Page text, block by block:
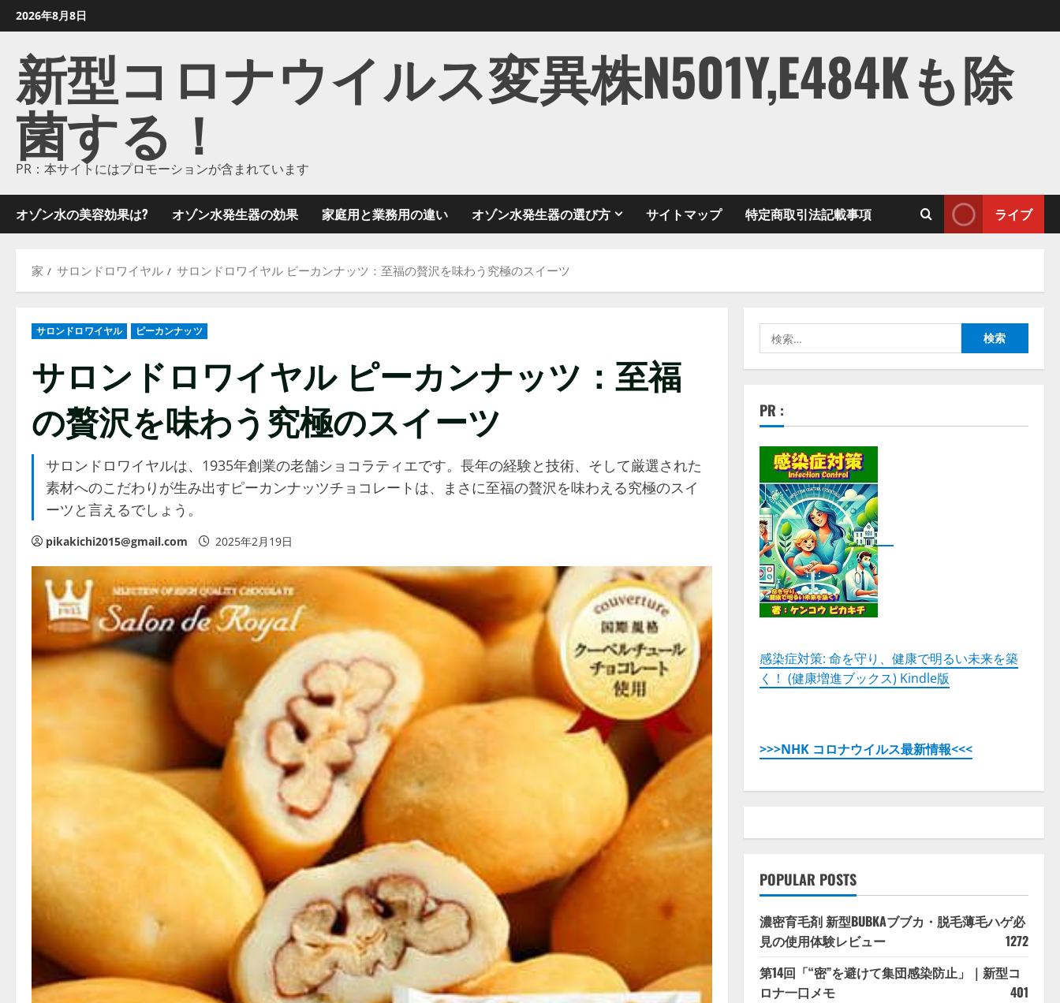
ン
2026年8月8日
新型コロナウイルス変異株N501Y,E484Kも除
菌する！
PR：本サイトにはプロモーションが含まれています
オゾン水の美容効果は? オゾン水発生器の効果 家庭用と業務用の違い オゾン水発生器の選び方 サイトマップ 特定商取引法記載事項 ライブ
家 サロンドロワイヤル サロンドロワイヤル ピーカンナッツ：至福の贅沢を味わう究極のスイーツ
サロンドロワイヤル ピーカンナッツ
サロンドロワイヤル ピーカンナッツ：至福
の贅沢を味わう究極のスイーツ
サロンドロワイヤルは、1935年創業の老舗ショコラティエです。長年の経験と技術、そして厳選された
素材へのこだわりが生み出すピーカンナッツチョコレートは、まさに至福の贅沢を味わえる究極のスイ
ーツと言えるでしょう。
pikakichi2015@gmail.com 2025年2月19日
索:
PR :
感染症対策: 命を守り、健康で明るい未来を築
く！ (健康増進ブックス) Kindle版
>>>NHK コロナウイルス最新情報<<<
POPULAR POSTS
濃密育毛剤 新型BUBKAブブカ・脱毛薄毛ハゲ必
見の使用体験レビュー
1272
第14回「“密”を避けて集団感染防止」｜新型コ
ロナ一口メモ
401